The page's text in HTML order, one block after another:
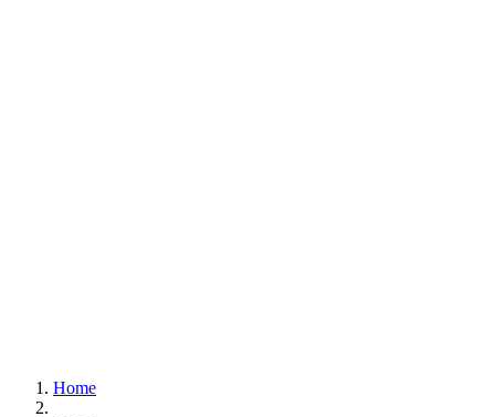
Home